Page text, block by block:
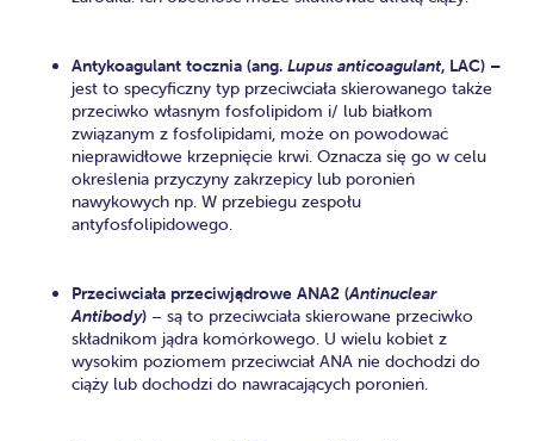
Antykoagulant tocznia (ang. Lupus anticoagulant, LAC) –
jest to specyficzny typ przeciwciała skierowanego także
przeciwko własnym fosfolipidom i/ lub białkom
związanym z fosfolipidami, może on powodować
nieprawidłowe krzepnięcie krwi. Oznacza się go w celu
określenia przyczyny zakrzepicy lub poronień
nawykowych np. W przebiegu zespołu
antyfosfolipidowego.
Przeciwciała przeciwjądrowe ANA2 (Antinuclear
Antibody) – są to przeciwciała skierowane przeciwko
składnikom jądra komórkowego. U wielu kobiet z
wysokim poziomem przeciwciał ANA nie dochodzi do
ciąży lub dochodzi do nawracających poronień.